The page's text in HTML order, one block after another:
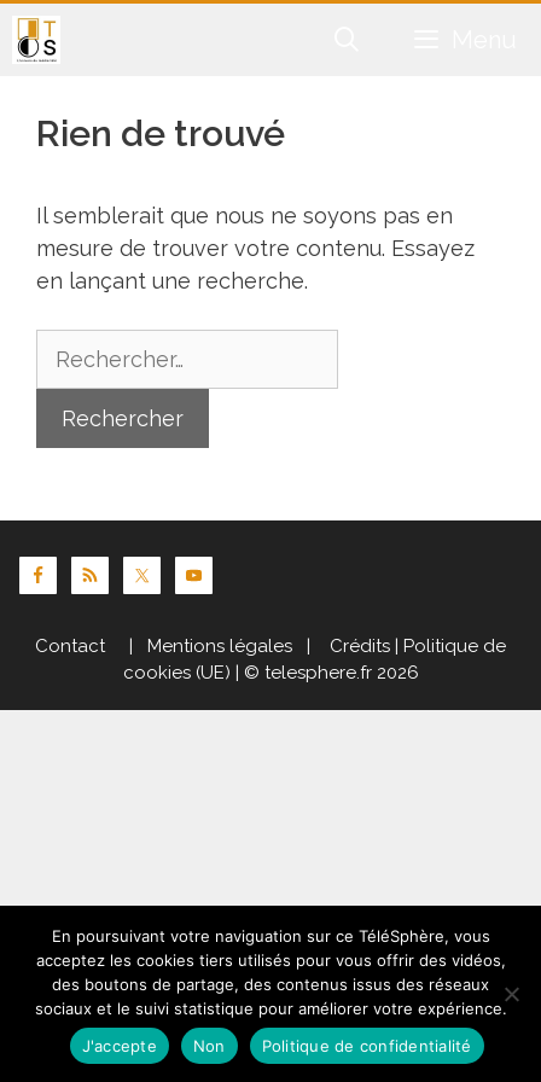
Aller
au
Rien de trouvé
Il semblerait que nous ne soyons pas en
mesure de trouver votre contenu. Essayez
en lançant une recherche.
Rechercher :
Contact| Mentions légales | Crédits | Politique de
cookies (UE) | © telesphere.fr 2026
En poursuivant votre naviguation sur ce TéléSphère, vous
acceptez les cookies tiers utilisés pour vous offrir des vidéos,
des boutons de partage, des contenus issus des réseaux
sociaux et le suivi statistique pour améliorer votre expérience.
J'accepte
Non Politique de confidentialité